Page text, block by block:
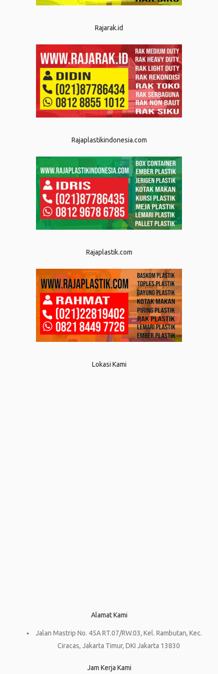
Rajarak.id
Rajaplastikindonesia.com
Rajaplastik.com
Lokasi Kami
Alamat Kami
Jalan Mastrip No. 45A RT.07/RW.03, Kel. Rambutan, Kec.
Ciracas, Jakarta Timur, DKI Jakarta 13830
Jam Kerja Kami